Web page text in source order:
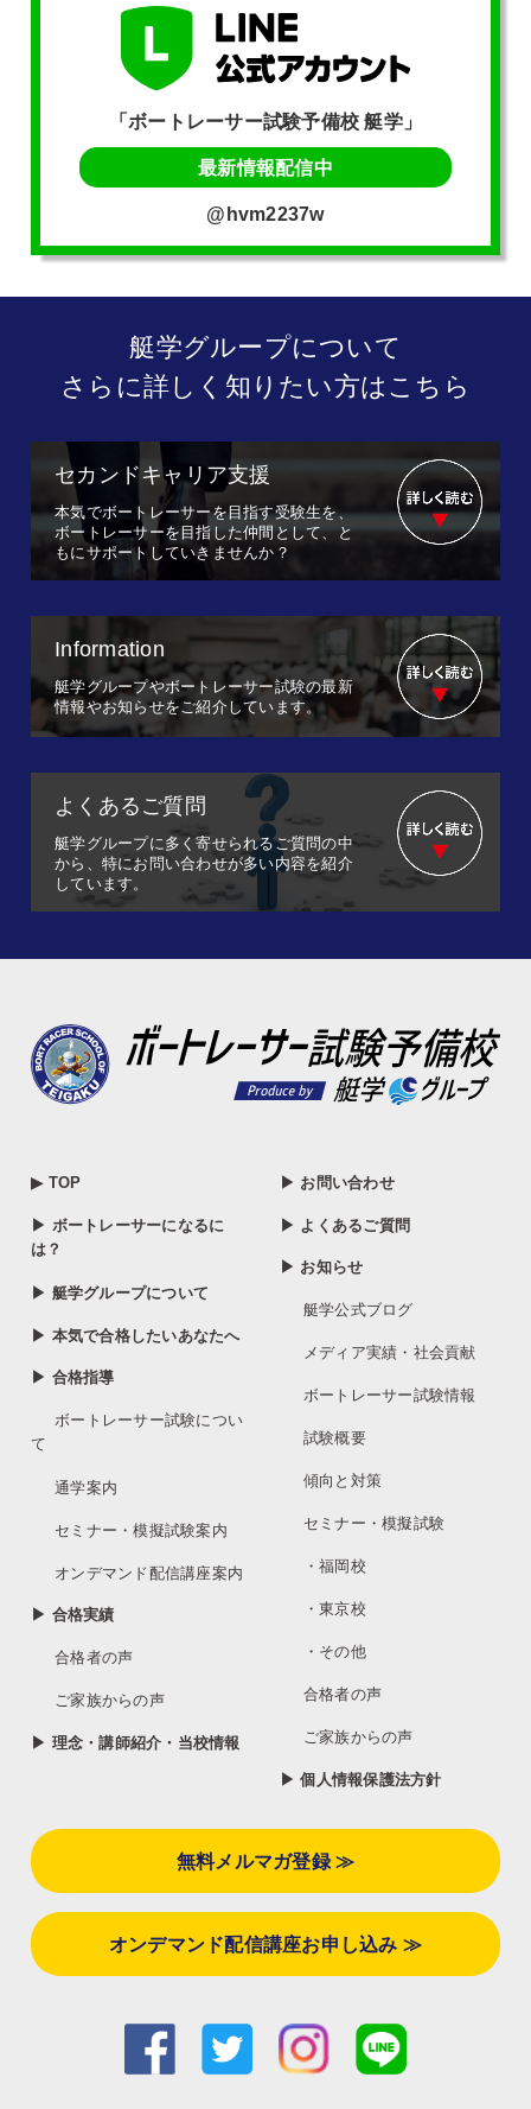
「ボートレーサー試験予備校 艇学」
最新情報配信中
@hvm2237w
艇学グループについて
さらに詳しく知りたい方はこちら
セカンドキャリア支援
本気でボートレーサーを目指す受験生を、
ボートレーサーを目指した仲間として、と
もにサポートしていきませんか？
Information
艇学グループやボートレーサー試験の最新
情報やお知らせをご紹介しています。
よくあるご質問
艇学グループに多く寄せられるご質問の中
から、特にお問い合わせが多い内容を紹介
しています。
▶ TOP
▶ ボートレーサーになるに
は？
▶ 艇学グループについて
▶ 本気で合格したいあなたへ
▶ 合格指導
ボートレーサー試験につい
て
通学案内
セミナー・模擬試験案内
オンデマンド配信講座案内
▶ 合格実績
合格者の声
ご家族からの声
▶ 理念・講師紹介・当校情報
▶ お問い合わせ
▶ よくあるご質問
▶ お知らせ
艇学公式ブログ
メディア実績・社会貢献
ボートレーサー試験情報
試験概要
傾向と対策
セミナー・模擬試験
・福岡校
・東京校
・その他
合格者の声
ご家族からの声
▶ 個人情報保護法方針
無料メルマガ登録 ≫
オンデマンド配信講座お申し込み ≫